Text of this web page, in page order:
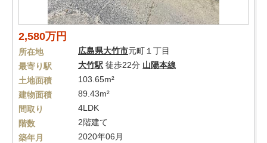
2,580万円
所在地 広島県大竹市元町１丁目
最寄り駅
大竹駅 徒歩22分 山陽本線
土地面積
103.65m²
建物面積
89.43m²
間取り
4LDK
階数
2階建て
築年月
2020年06月